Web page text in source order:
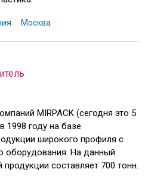
Москва
MIRPACK (сегодня это 5
1998 году на базе
широкого профиля с
оборудования. На данный
составляет 700 тонн.